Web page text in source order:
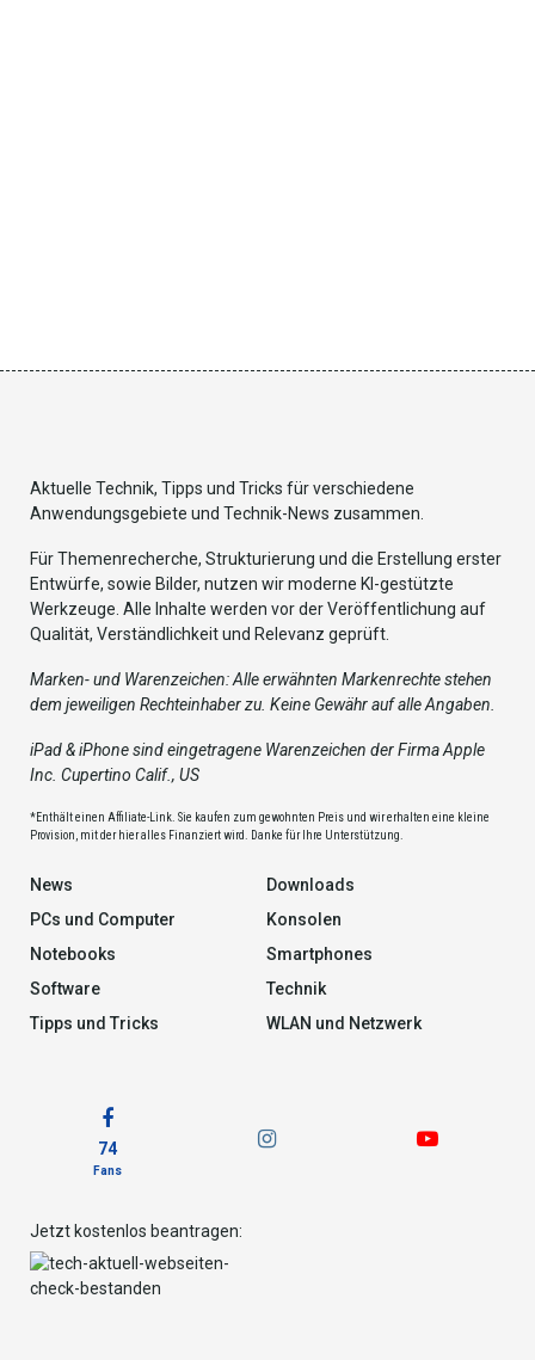
Aktuelle Technik, Tipps und Tricks für verschiedene
Anwendungsgebiete und Technik-News zusammen.
Für Themenrecherche, Strukturierung und die Erstellung erster
Entwürfe, sowie Bilder, nutzen wir moderne KI-gestützte
Werkzeuge. Alle Inhalte werden vor der Veröffentlichung auf
Qualität, Verständlichkeit und Relevanz geprüft.
Marken- und Warenzeichen: Alle erwähnten Markenrechte stehen
dem jeweiligen Rechteinhaber zu. Keine Gewähr auf alle Angaben.
iPad & iPhone sind eingetragene Warenzeichen der Firma Apple
Inc. Cupertino Calif., US
*Enthält einen Affiliate-Link. Sie kaufen zum gewohnten Preis und wir erhalten eine kleine
Provision, mit der hier alles Finanziert wird. Danke für Ihre Unterstützung.
News
Downloads
PCs und Computer
Konsolen
Notebooks
Smartphones
Software
Technik
Tipps und Tricks
WLAN und Netzwerk
74
Fans
Jetzt kostenlos beantragen: